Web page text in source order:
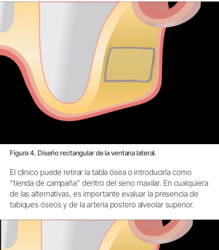
Figura 4. Diseño rectangular de la ventana lateral.
El clínico puede retirar la tabla ósea o introducirla como
“tienda de campaña” dentro del seno maxilar. En cualquiera
de las alternativas, es importante evaluar la presencia de
tabiques óseos y de la arteria postero alveolar superior.